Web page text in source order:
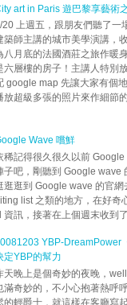
art in Paris 遊巴黎享藝術
20 上週五，跟朋友們聽了一
築師主講的城市美學演講，
八月底的法國酒莊之旅作暖
六層樓的房子！主講人特別
google map 先讓大家有個
放超級多張的照片來作細節
Wave 嚐鮮
稀記得很久很久以前 Google
子吧，剛聽到 Google wave
逛逛到 Google wave 的官網
list 之類的地方，在好奇
訊，接著在上個週末收到了
YBP-DreamPower
定YBP的幫力
天晚上是個奇妙的夜晚，
滿奇妙的，不小心抱著熱呼
的輕爵士，就這樣在客廳寫